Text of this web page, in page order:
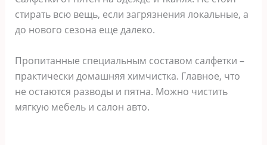
стирать всю вещь, если загрязнения локальные, а
до нового сезона еще далеко.
Пропитанные специальным составом салфетки –
практически домашняя химчистка. Главное, что
не остаются разводы и пятна. Можно чистить
мягкую мебель и салон авто.